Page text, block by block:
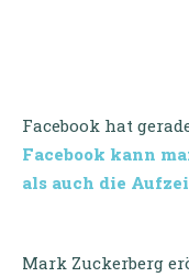
Facebook hat
Facebook kann
als auch die
Mark Zuckerberg